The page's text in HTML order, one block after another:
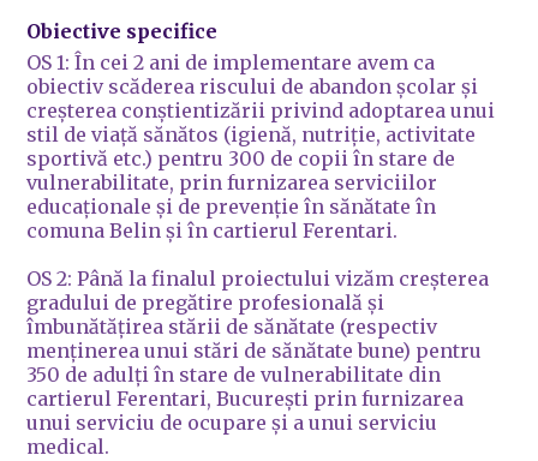
Obiective specifice
OS 1: În cei 2 ani de implementare avem ca
obiectiv scăderea riscului de abandon școlar și
creșterea conștientizării privind adoptarea unui
stil de viață sănătos (igienă, nutriție, activitate
sportivă etc.) pentru 300 de copii în stare de
vulnerabilitate, prin furnizarea serviciilor
educaționale și de prevenție în sănătate în
comuna Belin și în cartierul Ferentari.
OS 2: Până la finalul proiectului vizăm creșterea
gradului de pregătire profesională și
îmbunătățirea stării de sănătate (respectiv
menținerea unui stări de sănătate bune) pentru
350 de adulți în stare de vulnerabilitate din
cartierul Ferentari, București prin furnizarea
unui serviciu de ocupare și a unui serviciu
medical.